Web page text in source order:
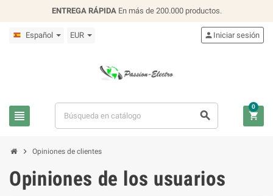
ENTREGA RÁPIDAEn más de 200.000 productos.
Español EUR
 
 Iniciar sesión

0
 Opiniones de clientes
Opiniones de los usuarios